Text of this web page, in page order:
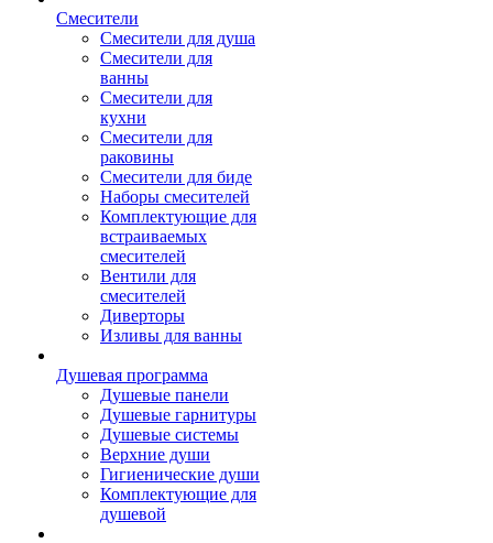
Смесители
Смесители для душа
Смесители для
ванны
Смесители для
кухни
Смесители для
раковины
Смесители для биде
Наборы смесителей
Комплектующие для
встраиваемых
смесителей
Вентили для
смесителей
Диверторы
Изливы для ванны
Душевая программа
Душевые панели
Душевые гарнитуры
Душевые системы
Верхние души
Гигиенические души
Комплектующие для
душевой